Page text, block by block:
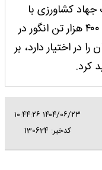
جهاد کشاورزی با
بیان اینکه ایران با تولید سه میلیون و ۴۰۰ هزار تن انگور در
را در اختیار دارد، بر
کرد.
۱۴۰۴/۰۶/۲۳ ۱۰:۴۴:۲۶
کدخبر: 130624